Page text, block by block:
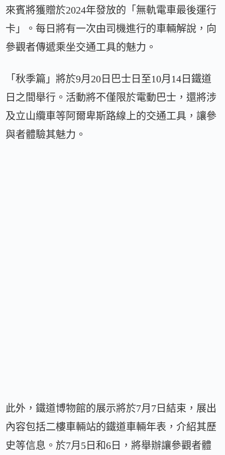
來賓將獲贈於2024年發放的「無軌電車最後運行
卡」。每日將有一次由司機進行的車輛解說，向
參觀者傳遞乘坐交通工具的魅力。
「秋季篇」將於9月20日巴士日至10月14日鐵道
日之間舉行。活動將不僅限於電動巴士，還將涉
及立山纜車等阿爾卑斯路線上的交通工具，讓參
與者體驗其魅力。
此外，鐵道博物館的展示將於7月7日結束，展出
內容包括二樓車輛站的鐵道車輛年表，介紹其歷
史等信息。於7月5日和6日，將舉辦讓參觀者體